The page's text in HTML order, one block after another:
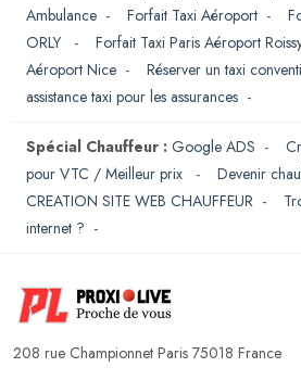
Ambulance - Forfait Taxi Aéroport -
ORLY
- Forfait Taxi Paris Aéroport
Aéroport Nice - Réserver un taxi
assistance taxi pour les assurances -
Spécial Chauffeur : Google ADS -
pour VTC / Meilleur prix
- Devenir
CREATION SITE WEB CHAUFFEUR -
internet ? -
208 rue Championnet Paris 75018 France